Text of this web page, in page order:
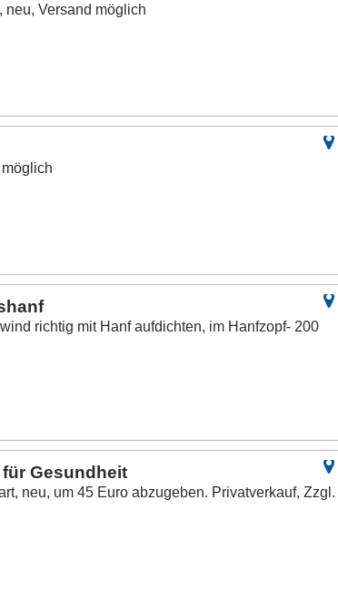
neu, Versand möglich
richtig mit Hanf aufdichten, im Hanfzopf- 200
Gesundheit
neu, um 45 Euro abzugeben. Privatverkauf, Zzgl.